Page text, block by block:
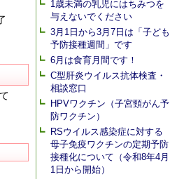
1歳未満の乳児にはちみつを
与えないでください
3月1日から3月7日は「子ども
予防接種週間」です
6月は食育月間です！
C型肝炎ウイルス抗体検査・
相談窓口
HPVワクチン（子宮頸がん予
防ワクチン）
RSウイルス感染症に対する
母子免疫ワクチンの定期予防
接種化について（令和8年4月
1日から開始）